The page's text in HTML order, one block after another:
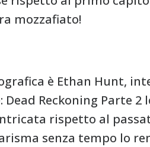
mozzafiato!
è Ethan Hunt,
Reckoning Parte 2
rispetto al
senza tempo lo